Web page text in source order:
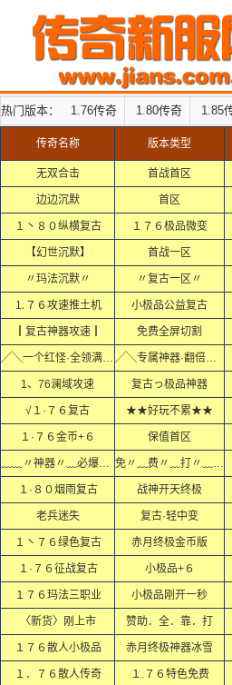
热门版本： 1.76传奇 1.80传奇 1.85
传奇名称 版本类型
无双合击 首战首区
边边沉默 首区
１丶８０纵横复古 １７６极品微变
【幻世沉默】 首战一区
〃玛法沉默〃 〃复古一区〃
⒈７６攻速推土机 小极品公益复古
┃复古神器攻速┃ 免费全屏切割
╱╲一个红怪·全领满·╱╲ ╱╲专属神器·翻倍爆·╱╲
1、76澜域攻速 复古っ极品神器
√１·７６复古 ★★好玩不累★★
１·７６金币+６ 保值首区
﹏﹏〃神器〃﹏必爆〃充值﹏﹏ 免〃﹏费〃﹏打〃﹏顶〃﹏赞〃
１·８０烟雨复古 战神开天终极
老兵迷失 复古·轻中变
１丶７６绿色复古 赤月终极金币版
１·７６征战复古 小极品+６
１７６玛法三职业 小极品刚开一秒
〈新货〉刚上市 赞助．全．靠．打
１７６散人小极品 赤月终极神器冰雪
１．７６散人传奇 １.７６特色免费